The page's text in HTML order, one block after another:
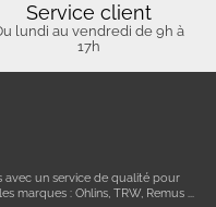
Service client
lundi au vendredi de 9h à
17h
avec un service de qualité pour
marques : Ohlins, TRW, Remus ...